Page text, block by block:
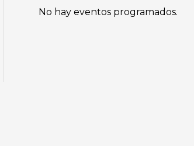
No hay eventos programados.